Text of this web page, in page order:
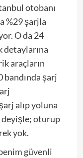
otobanı
%29 şarjla
O da 24
detaylarına
araçların
bandında şarj
alıp yoluna
deyişle; oturup
yok.
güvenli